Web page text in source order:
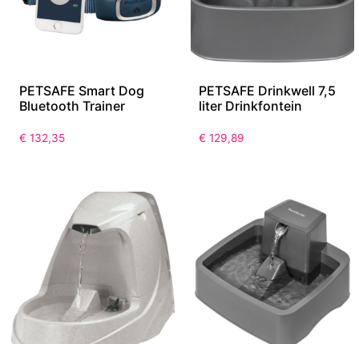
PETSAFE Smart Dog
Bluetooth Trainer
€ 132,35
PETSAFE Drinkwell 7,5
liter Drinkfontein
€ 129,89